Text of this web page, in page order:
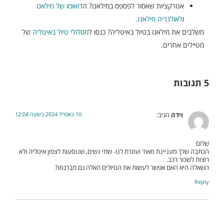
אטרקציות שאסור לפספס במילאנו? ה דואומו של מילאנו
לאולנדיה מילאנו.
משלבים את מילאנו בטיול באיטליה? כנסו ל מסלולי טיול באיטליהשל
מטיילים אחרים.
וידההגיב: 10 באפריל 2024 בשעה 12:04
שלום
הכתבה שלך מעניינת מאוד ועוזרת לנו- שתי נשים, שנוסעות לצפון איטליה ולא
רוצות לשכור רכב.
השאלה היא האם אפשר לעשות את הטיולים האלה גם מברגמו?
Reply